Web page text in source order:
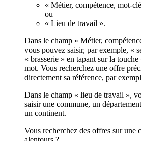
« Métier, compétence, mot-
ou
« Lieu de travail ».
Dans le champ « Métier,
vous pouvez saisir, par exemple, «
« brasserie » en tapant sur la
mot. Vous recherchez une offre
directement sa référence, par
Dans le champ « lieu de travail »,
saisir une commune, un
un continent.
Vous recherchez des offres sur une